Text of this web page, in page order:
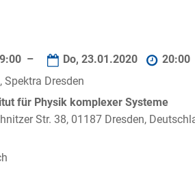
– Do, 23.01.2020
20:00
Spektra Dresden
für Physik komplexer Systeme
Str. 38, 01187 Dresden,